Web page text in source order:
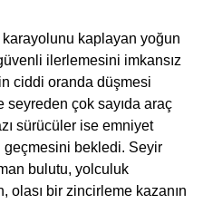
karayolunu kaplayan yoğun
ilerlemesini imkansız
ciddi oranda düşmesi
çok sayıda araç
sürücüler ise emniyet
bekledi. Seyir
bulutu, yolculuk
olası bir zincirleme kazanın